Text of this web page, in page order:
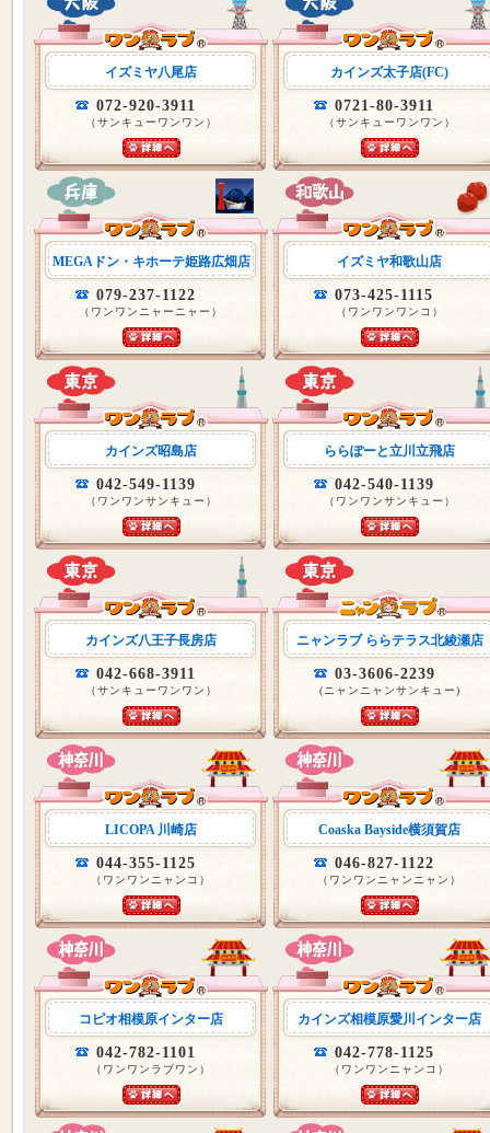
イズミヤ八尾店
072-920-3911
（サンキューワンワン）
カインズ太子店(FC)
0721-80-3911
（サンキューワンワン）
MEGAドン・キホーテ姫路広畑店
079-237-1122
（ワンワンニャーニャー）
イズミヤ和歌山店
073-425-1115
（ワンワンワンコ）
カインズ昭島店
042-549-1139
（ワンワンサンキュー）
ららぽーと立川立飛店
042-540-1139
（ワンワンサンキュー）
カインズ八王子長房店
042-668-3911
（サンキューワンワン）
ニャンラブ ららテラス北綾瀬店
03-3606-2239
(ニャンニャンサンキュー)
LICOPA 川崎店
044-355-1125
（ワンワンニャンコ）
Coaska Bayside横須賀店
046-827-1122
（ワンワンニャンニャン）
コピオ相模原インター店
042-782-1101
（ワンワンラブワン）
カインズ相模原愛川インター店
042-778-1125
（ワンワンニャンコ）